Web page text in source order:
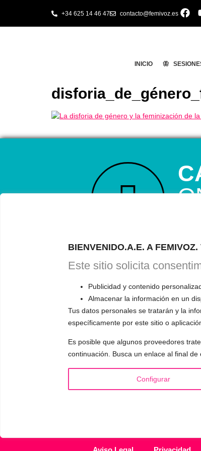
BIENVENIDO.A.E. A
Este sitio solicita
Publicidad y contenido
Almacenar la información en un
Tus datos personales se tratarán y la
específicamente por este sitio o
Es posible que algunos proveedores
continuación. Busca un enlace al final
Configurar
+34 625 14 46 47 contacto@femivoz.es
INICIO 🦋
INFORMACIÓN
¿Quién es Mariela Astudillo?
❓ Preguntas Frecuentes